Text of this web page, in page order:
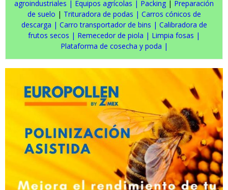
agroindustriales | Equipos agrícolas | Packing | Preparación
de suelo | Trituradora de podas | Carros cónicos de
descarga | Carro transportador de bins | Calibradora de
frutos secos | Remecedor de piola | Limpia fosas |
Plataforma de cosecha y poda |